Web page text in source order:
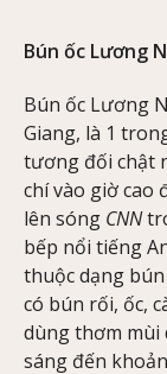
Bún ốc Lương
Bún ốc Lương
Giang, là 1
tương đối chật
chí vào giờ cao
lên sóng CNN
bếp nổi tiếng
thuộc dạng
có bún rối, ốc,
dùng thơm mùi
sáng đến